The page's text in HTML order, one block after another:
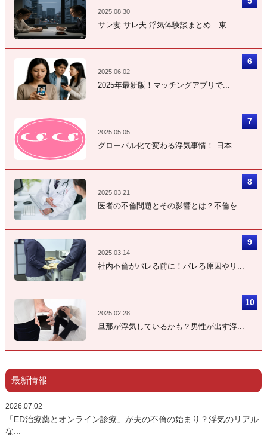
2025.08.30
サレ妻 サレ夫 浮気体験談まとめ｜東...
2025.06.02
2025年最新版！マッチングアプリで...
2025.05.05
グローバル化で変わる浮気事情！ 日本...
2025.03.21
医者の不倫問題とその影響とは？不倫を...
2025.03.14
社内不倫がバレる前に！バレる原因やリ...
2025.02.28
旦那が浮気しているかも？男性が出す浮...
最新情報
2026.07.02
「ED治療薬とオンライン診療」が夫の不倫の始まり？浮気のリアル
な...